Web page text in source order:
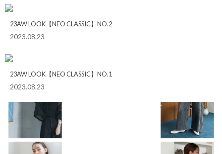
23AW LOOK【NEO CLASSIC】NO.2
2023.08.23
23AW LOOK【NEO CLASSIC】NO.1
2023.08.23